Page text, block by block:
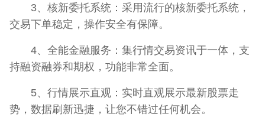
3、核新委托系统：采用流行的核新委托系统，
交易下单稳定，操作安全有保障。
4、全能金融服务：集行情交易资讯于一体，支
持融资融券和期权，功能非常全面。
5、行情展示直观：实时直观展示最新股票走
势，数据刷新迅捷，让您不错过任何机会。